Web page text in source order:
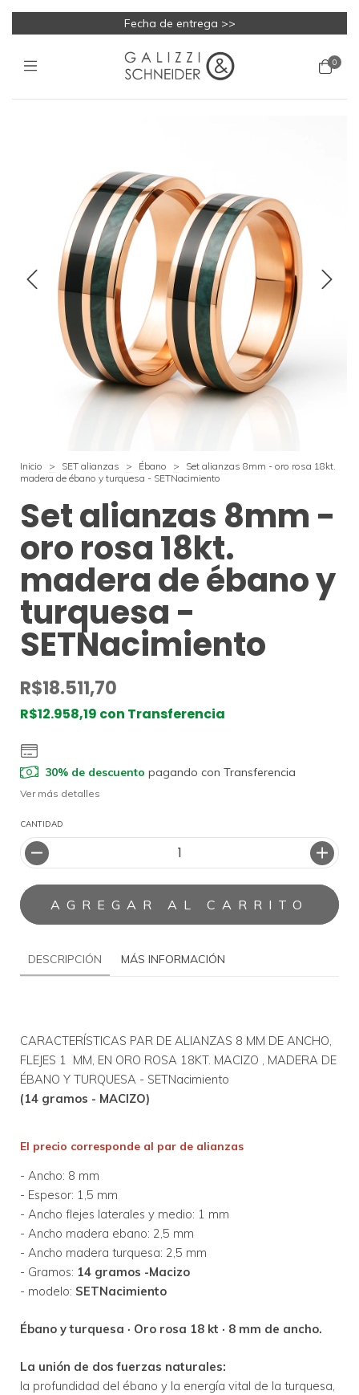
Fecha de entrega >>
0
Inicio > SET alianzas > Ébano >
Set alianzas 8mm - oro rosa 18kt.
madera de ébano y turquesa - SETNacimiento
Set alianzas 8mm -
oro rosa 18kt.
madera de ébano y
turquesa -
SETNacimiento
R$18.511,70
R$12.958,19 con Transferencia
30% de descuento pagando con Transferencia
Ver más detalles
CANTIDAD
DESCRIPCIÓN MÁS INFORMACIÓN
CARACTERÍSTICAS PAR DE ALIANZAS 8 MM DE ANCHO,
FLEJES 1  MM, EN ORO ROSA 18KT. MACIZO , MADERA DE
ÉBANO Y TURQUESA - SETNacimiento
(14 gramos - MACIZO)
El precio corresponde al par de alianzas
- Ancho: 8 mm
- Espesor: 1,5 mm
- Ancho flejes laterales y medio: 1 mm
- Ancho madera ebano: 2,5 mm
- Ancho madera turquesa: 2,5 mm
- Gramos: 14 gramos -Macizo
- modelo: SETNacimiento
Ébano y turquesa · Oro rosa 18 kt · 8 mm de ancho.
La unión de dos fuerzas naturales:
la profundidad del ébano y la energía vital de la turquesa,